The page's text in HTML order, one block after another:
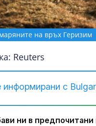
на връх Геризим
Reuters
информирани с
ни в предпочитани